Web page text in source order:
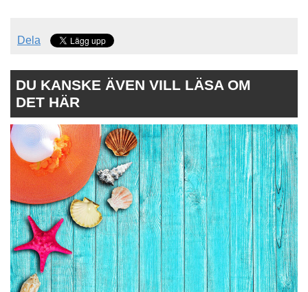
Dela
DU KANSKE ÄVEN VILL LÄSA OM
DET HÄR